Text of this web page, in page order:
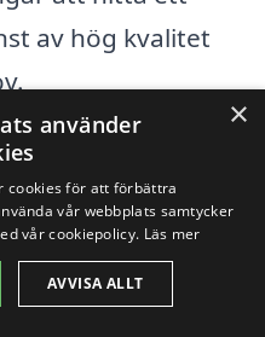
av hög kvalitet
och utan
×
använder
cookies för att förbättra
vår webbplats samtycker
vår cookiepolicy. Läs mer
AVVISA ALLT